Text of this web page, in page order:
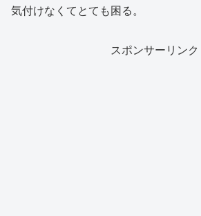
気付けなくてとても困る。
スポンサーリンク